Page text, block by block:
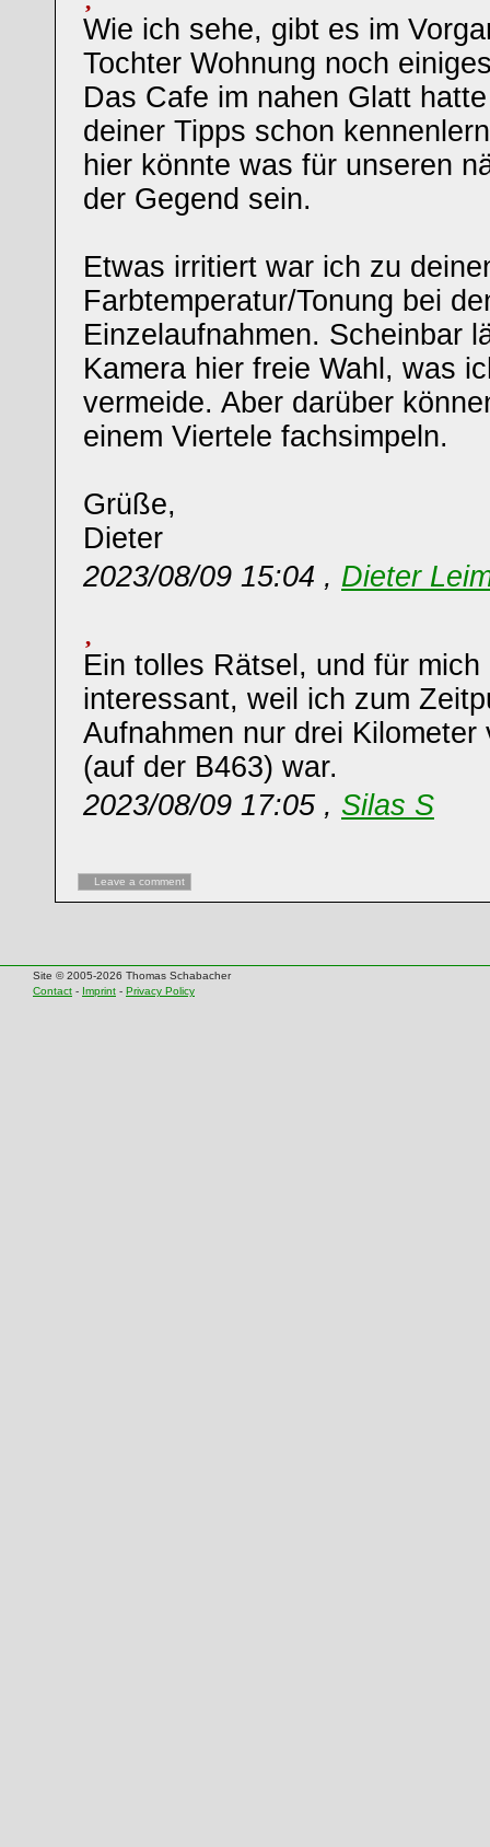
Wie ich sehe, gibt es im
Tochter Wohnung noch
Das Cafe im nahen Glatt
deiner Tipps schon
hier könnte was für unseren
der Gegend sein.
Etwas irritiert war ich zu
Farbtemperatur/Tonung bei
Einzelaufnahmen. Scheinbar
Kamera hier freie Wahl, was
vermeide. Aber darüber
einem Viertele fachsimpeln.
Grüße,
Dieter
2023/08/09 15:04 , Dieter
Ein tolles Rätsel, und für mich
interessant, weil ich zum
Aufnahmen nur drei Kilometer
(auf der B463) war.
2023/08/09 17:05 , Silas S
Leave a comment
Site © 2005-2026 Thomas Schabacher
Contact - Imprint - Privacy Policy